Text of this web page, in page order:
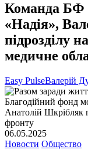
Команда БФ
«Надія»,
підрозділу
медичне
Easy PulseВалерій
06.05.2025
Новости Общество